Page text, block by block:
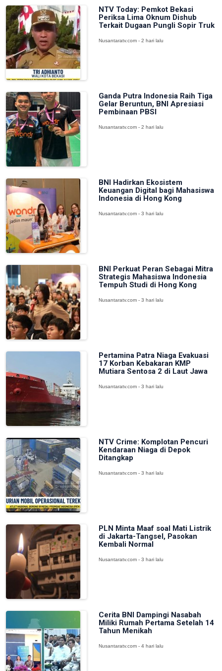
NTV Today: Pemkot Bekasi
Periksa Lima Oknum Dishub
Terkait Dugaan Pungli Sopir Truk
Nusantaratv.com - 2 hari lalu
Ganda Putra Indonesia Raih Tiga
Gelar Beruntun, BNI Apresiasi
Pembinaan PBSI
Nusantaratv.com - 2 hari lalu
BNI Hadirkan Ekosistem
Keuangan Digital bagi Mahasiswa
Indonesia di Hong Kong
Nusantaratv.com - 3 hari lalu
BNI Perkuat Peran Sebagai Mitra
Strategis Mahasiswa Indonesia
Tempuh Studi di Hong Kong
Nusantaratv.com - 3 hari lalu
Pertamina Patra Niaga Evakuasi
17 Korban Kebakaran KMP
Mutiara Sentosa 2 di Laut Jawa
Nusantaratv.com - 3 hari lalu
NTV Crime: Komplotan Pencuri
Kendaraan Niaga di Depok
Ditangkap
Nusantaratv.com - 3 hari lalu
PLN Minta Maaf soal Mati Listrik
di Jakarta-Tangsel, Pasokan
Kembali Normal
Nusantaratv.com - 3 hari lalu
Cerita BNI Dampingi Nasabah
Miliki Rumah Pertama Setelah 14
Tahun Menikah
Nusantaratv.com - 4 hari lalu